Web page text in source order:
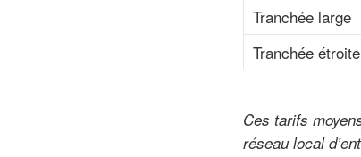
Tranchée large
Tranchée étroite
Ces tarifs
réseau local